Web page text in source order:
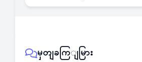
မှတျခကြျမြား